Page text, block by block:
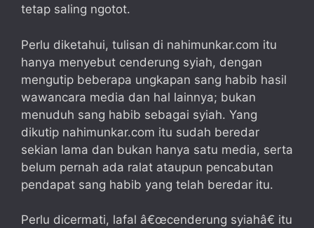
tetap saling ngotot.
Perlu diketahui, tulisan di nahimunkar.com itu
hanya menyebut cenderung syiah, dengan
mengutip beberapa ungkapan sang habib hasil
wawancara media dan hal lainnya; bukan
menuduh sang habib sebagai syiah. Yang
dikutip nahimunkar.com itu sudah beredar
sekian lama dan bukan hanya satu media, serta
belum pernah ada ralat ataupun pencabutan
pendapat sang habib yang telah beredar itu.
Perlu dicermati, lafal â€œcenderung syiahâ€ itu